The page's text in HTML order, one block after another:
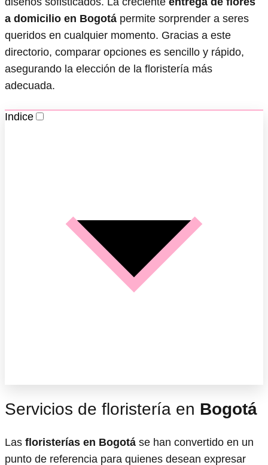
a domicilio en Bogotá permite sorprender a seres
queridos en cualquier momento. Gracias a este
directorio, comparar opciones es sencillo y rápido,
asegurando la elección de la floristería más
adecuada.
Indice
Servicios de floristería en Bogotá
Las floristerías en Bogotá se han convertido en un
punto de referencia para quienes desean expresar